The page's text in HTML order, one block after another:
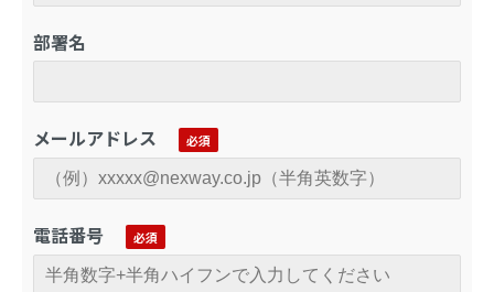
部署名
メールアドレス
電話番号